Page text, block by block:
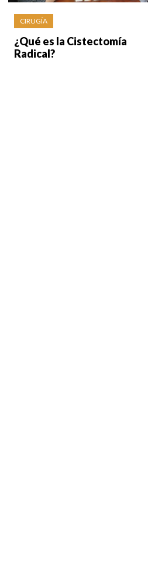
CIRUGÍA
¿Qué es la Cistectomía
Radical?